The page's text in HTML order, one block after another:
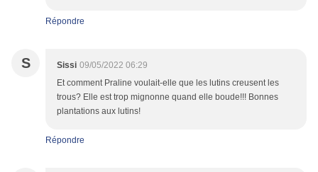
Répondre
S Sissi 09/05/2022 06:29
Et comment Praline voulait-elle que les lutins creusent les
trous? Elle est trop mignonne quand elle boude!!! Bonnes
plantations aux lutins!
Répondre